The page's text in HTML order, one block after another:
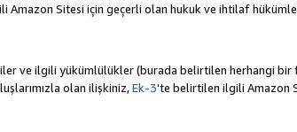
Amazon Sitesi için geçerli olan hukuk ve ihtilaf
ve ilgili yükümlülükler (burada belirtilen herhangi
olan ilişkiniz,Ek-3'te belirtilen ilgili Amazon